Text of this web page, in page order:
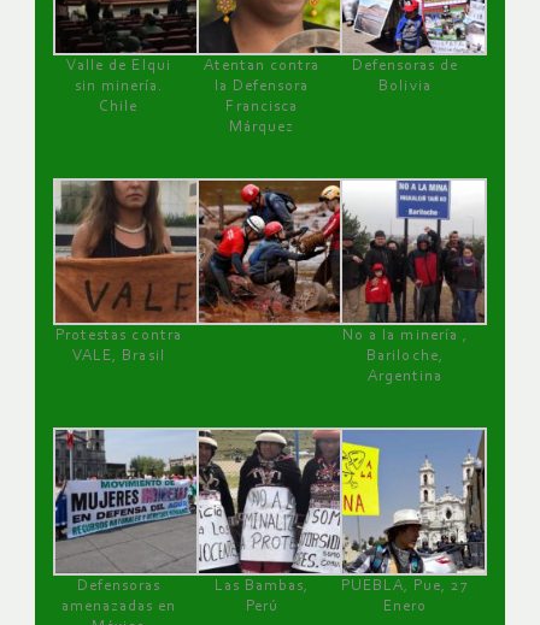
Valle de Elqui
sin minería.
Chile
Atentan contra
la Defensora
Francisca
Márquez
Defensoras de
Bolivia
Protestas contra
VALE, Brasil
No a la minería ,
Bariloche,
Argentina
Defensoras
amenazadas en
Las Bambas,
Perú
PUEBLA, Pue, 27
Enero